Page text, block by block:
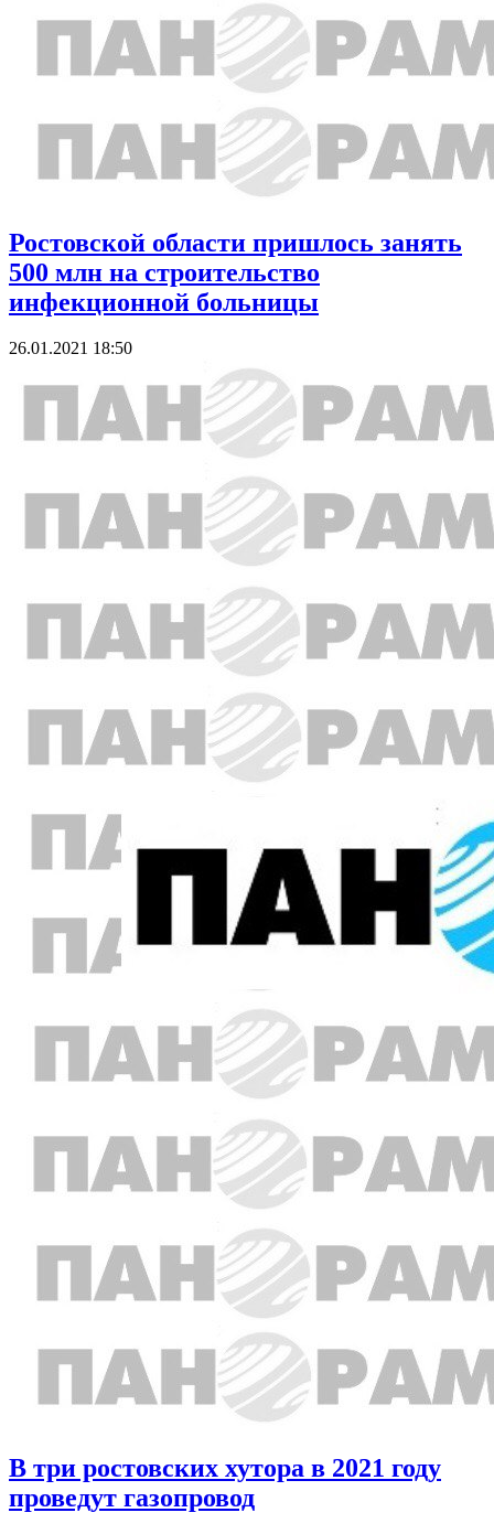
Ростовской области пришлось занять
500 млн на строительство
инфекционной больницы
26.01.2021 18:50
В три ростовских хутора в 2021 году
проведут газопровод